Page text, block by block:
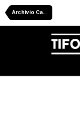
Archivio Calciomercato